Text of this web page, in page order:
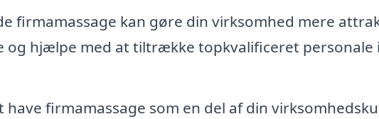
firmamassage kan gøre din virksomhed mere
og hjælpe med at tiltrække topkvalificeret personale
have firmamassage som en del af din